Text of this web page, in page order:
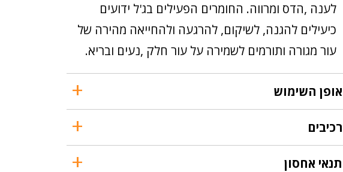
לענה ,הדס ומרווה. החומרים הפעילים בג'ל ידועים
כיעילים להגנה, לשיקום, להרגעה ולהחייאה מהירה של
עור מגורה ותורמים לשמירה על עור חלק ,נעים ובריא.
אופן השימוש
רכיבים
תנאי אחסון